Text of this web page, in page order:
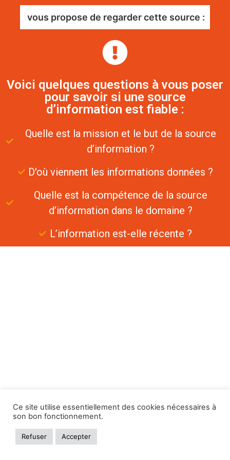
vous propose de regarder cette source :
Voici quelques questions à vous poser
pour savoir si une source
d’information est fiable :
Quelle est la mission et le but de la source
d’information ?
D'où viennent les informations données ?
Quelle est la compétence de la source
d’information dans le domaine ?
L’information est-elle récente ?
Ce site utilise essentiellement des cookies nécessaires à
son bon fonctionnement.
Refuser Accepter